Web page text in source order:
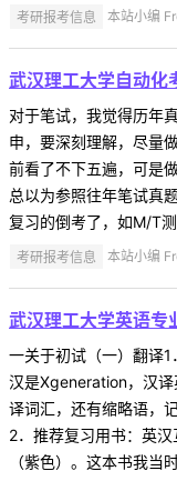
考研报考信息 本站小编
武汉理工大学自动化
对于笔试，我觉得历年
申，要深刻理解，尽量
前看了不下五遍，可是
总以为参照往年笔试真
复习的倒考了，如M/T
考研报考信息 本站小编
武汉理工大学英语专
一关于初试（一）翻译
汉是Xgeneration，汉
译词汇，还有缩略语，
2．推荐复习用书：英
（紫色）。这本书我当